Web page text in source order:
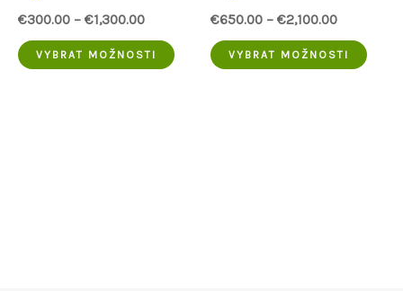
lze
€300.00 – €1,300.00
VYBRAT MOŽNOSTI
Tento
€650.00 – €2,100.00
VYBRAT MOŽNOSTI